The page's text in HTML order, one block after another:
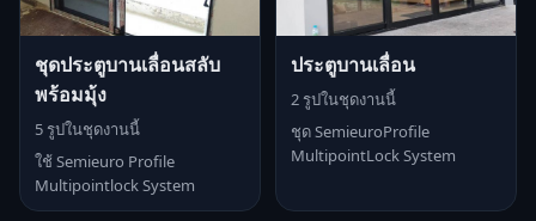
ชุดประตูบานเลื่อนสลับ
พร้อมมุ้ง
5 รูปในชุดงานนี้
ใช้ Semieuro Profile
Multipointlock System
ประตูบานเลื่อน
2 รูปในชุดงานนี้
ชุด SemieuroProfile
MultipointLock System